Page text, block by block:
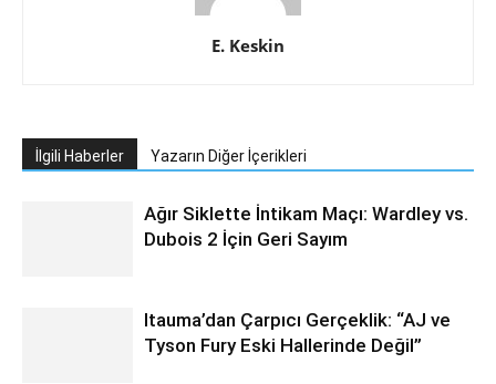
E. Keskin
İlgili Haberler Yazarın Diğer İçerikleri
Ağır Siklette İntikam Maçı: Wardley vs.
Dubois 2 İçin Geri Sayım
Itauma’dan Çarpıcı Gerçeklik: “AJ ve
Tyson Fury Eski Hallerinde Değil”